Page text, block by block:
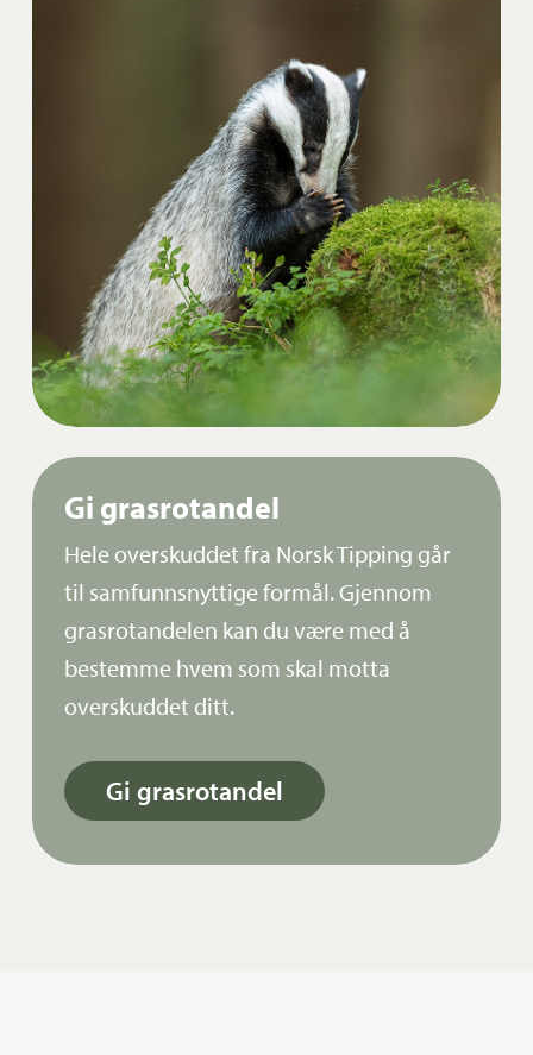
Gi grasrotandel
Hele overskuddet fra Norsk Tipping går
til samfunnsnyttige formål. Gjennom
grasrotandelen kan du være med å
bestemme hvem som skal motta
overskuddet ditt.
Gi grasrotandel